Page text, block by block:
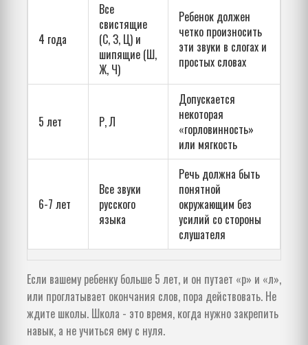
4 года
Все
свистящие
(С, З, Ц) и
шипящие (Ш,
Ж, Ч)
Ребенок должен
четко произносить
эти звуки в слогах и
простых словах
5 лет Р, Л
Допускается
некоторая
«горловинность»
или мягкость
6-7 лет
Все звуки
русского
языка
Речь должна быть
понятной
окружающим без
усилий со стороны
слушателя
Если вашему ребенку больше 5 лет, и он путает «р» и «л»,
или проглатывает окончания слов, пора действовать. Не
ждите школы. Школа - это время, когда нужно закрепить
навык, а не учиться ему с нуля.